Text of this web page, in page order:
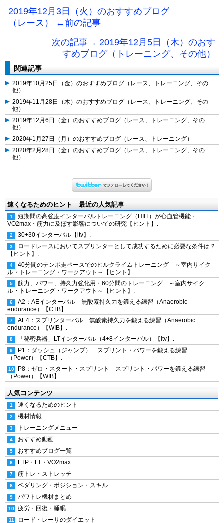
2019年12月3日（火）のおすすめブログ
（レース） ←前の記事
次の記事→ 2019年12月5日（木）のおす
すめブログ（トレーニング、その他）
関連記事
2019年10月25日（金）のおすすめブログ（レース、トレーニング、その
他）
2019年11月28日（木）のおすすめブログ（レース、トレーニング、その
他）
2019年12月6日（金）のおすすめブログ（レース、トレーニング、その
他）
2020年1月27日（月）のおすすめブログ（レース、トレーニング）
2020年2月28日（金）のおすすめブログ（レース、トレーニング、その
他）
速くなるためのヒント 最近の人気記事
短期間の高強度インターバルトレーニング（HIIT）が心血管機能・
VO2max・筋力に及ぼす影響についての研究【ヒント】.
30+30インターバル【itv】.
ロードレースにおいてスプリンターとして成功するために必要な条件は？
【ヒント】.
40分間のテンポ走ペースでのヒルクライムトレーニング ～室内サイク
ル・トレーニング・ワークアウト～【ヒント】.
筋力、パワー、持久力強化用・60分間のトレーニング ～室内サイク
ル・トレーニング・ワークアウト～【ヒント】.
A2：AEインターバル 無酸素持久力を鍛える練習（Anaerobic
endurance）【CTB】.
AE4：スプリンターバル 無酸素持久力を鍛える練習（Anaerobic
endurance）【WIB】.
「秘密兵器」LTインターバル（4+8インターバル）【itv】.
P1：ダッシュ（ジャンプ） スプリント・パワーを鍛える練習
（Power）【CTB】.
P8：ゼロ・スタート・スプリント スプリント・パワーを鍛える練習
（Power）【WIB】.
人気コンテンツ
速くなるためのヒント
機材情報
トレーニングメニュー
おすすめ動画
おすすめブログ一覧
FTP・LT・VO2max
筋トレ・ストレッチ
ペダリング・ポジション・スキル
パワトレ機材まとめ
疲労・回復・睡眠
ロード・レーサのダイエット